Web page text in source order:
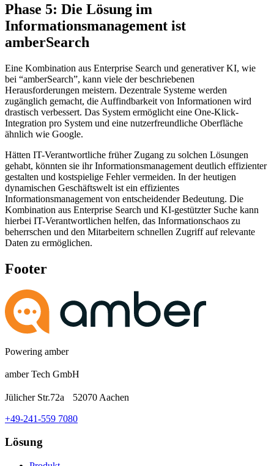
Phase 5: Die Lösung im
Informationsmanagement ist
amberSearch
Eine Kombination aus Enterprise Search und generativer KI, wie
bei “amberSearch”, kann viele der beschriebenen
Herausforderungen meistern. Dezentrale Systeme werden
zugänglich gemacht, die Auffindbarkeit von Informationen wird
drastisch verbessert. Das System ermöglicht eine One-Klick-
Integration pro System und eine nutzerfreundliche Oberfläche
ähnlich wie Google.
Hätten IT-Verantwortliche früher Zugang zu solchen Lösungen
gehabt, könnten sie ihr Informationsmanagement deutlich effizienter
gestalten und kostspielige Fehler vermeiden. In der heutigen
dynamischen Geschäftswelt ist ein effizientes
Informationsmanagement von entscheidender Bedeutung. Die
Kombination aus Enterprise Search und KI-gestützter Suche kann
hierbei IT-Verantwortlichen helfen, das Informationschaos zu
beherrschen und den Mitarbeitern schnellen Zugriff auf relevante
Daten zu ermöglichen.
Footer
Powering amber
amber Tech GmbH
Jülicher Str.72a 52070 Aachen
+49-241-559 7080
Lösung